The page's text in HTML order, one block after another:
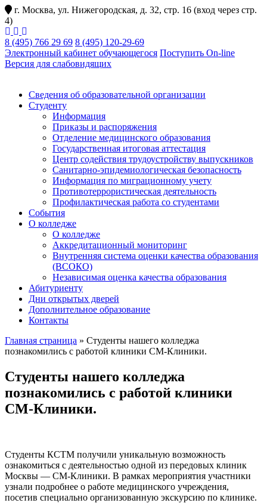
г. Москва, ул. Нижегородская, д. 32, стр. 16 (вход через стр.
4)
8 (495) 766 29 69 8 (495) 120-29-69
Электронный кабинет обучающегося Поступить On-line
Версия для слабовидящих
Сведения об образовательной организации
Студенту
Информация
Приказы и распоряжения
Отделение медицинского образования
Государственная итоговая аттестация
Центр содействия трудоустройству выпускников
Санитарно-эпидемиологическая безопасность
Информация по миграционному учету
Противотеррористическая деятельность
Профилактическая работа со студентами
События
О колледже
О колледже
Аккредитационный мониторинг
Внутренняя система оценки качества образования
(ВСОКО)
Независимая оценка качества образования
Абитуриенту
Дни открытых дверей
Дополнительное образование
Контакты
Главная страница » Студенты нашего колледжа
познакомились с работой клиники СМ-Клиники.
Студенты нашего колледжа
познакомились с работой клиники
СМ-Клиники.
Студенты КСТМ получили уникальную возможность
ознакомиться с деятельностью одной из передовых клиник
Москвы — СМ-Клиники. В рамках мероприятия участники
узнали подробнее о работе медицинского учреждения,
посетив специально организованную экскурсию по клинике.